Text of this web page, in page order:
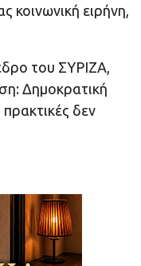
κοινωνική ειρήνη,
του ΣΥΡΙΖΑ,
Δημοκρατική
δεν